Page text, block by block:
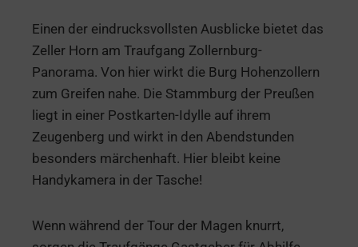
Einen der eindrucksvollsten Ausblicke bietet das
Zeller Horn am Traufgang Zollernburg-
Panorama. Von hier wirkt die Burg Hohenzollern
zum Greifen nahe. Die Stammburg der Preußen
liegt in einer Postkarten-Idylle auf ihrem
Zeugenberg und wirkt in den Abendstunden
besonders märchenhaft. Hier bleibt keine
Handykamera in der Tasche!
Wenn während der Tour der Magen knurrt,